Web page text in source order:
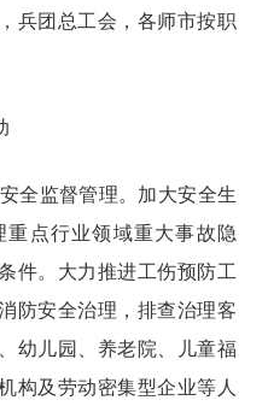
兵团总工会，各师市按职
全监督管理。加大安全生
点行业领域重大事故隐
件。大力推进工伤预防工
防安全治理，排查治理客
幼儿园、养老院、儿童福
构及劳动密集型企业等人